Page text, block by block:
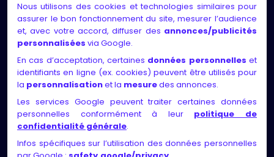
Nous utilisons des cookies et technologies similaires pour
assurer le bon fonctionnement du site, mesurer l’audience
et, avec votre accord, diffuser des annonces/publicités
personnalisées via Google.
En cas d’acceptation, certaines données personnelles et
identifiants en ligne (ex. cookies) peuvent être utilisés pour
la personnalisationet la mesuredes annonces.
Les services Google peuvent traiter certaines données
personnelles conformément à leur politique de
confidentialité générale.
Infos spécifiques sur l’utilisation des données personnelles
Entretiens individuels et suivi régulier, adaptés au
rythme et aux besoins de chacun
Identification des compétences, exploration des
motivations, élaboration d’un projet solide et
faisable, validation via des rencontres ou
recherches métier
Nos certificats de qualité